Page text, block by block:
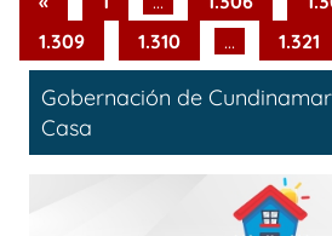
de
entradas
Posts
1.309
1.310 … 1.321
Gobernación de
Casa